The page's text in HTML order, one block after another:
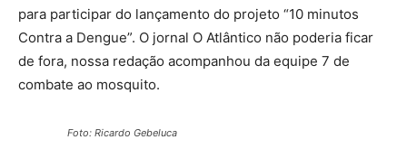
para participar do lançamento do projeto “10 minutos
Contra a Dengue”. O jornal O Atlântico não poderia ficar
de fora, nossa redação acompanhou da equipe 7 de
combate ao mosquito.
Foto: Ricardo Gebeluca